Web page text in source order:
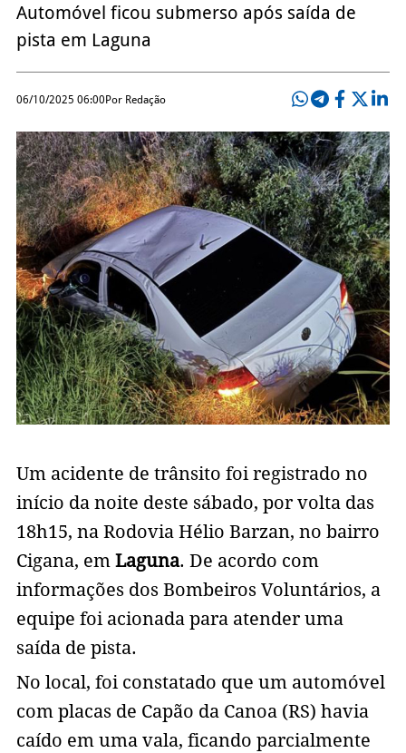
Automóvel ficou submerso após saída de
pista em Laguna
06/10/2025 06:00Por Redação
Um acidente de trânsito foi registrado no
início da noite deste sábado, por volta das
18h15, na Rodovia Hélio Barzan, no bairro
Cigana, em Laguna. De acordo com
informações dos Bombeiros Voluntários, a
equipe foi acionada para atender uma
saída de pista.
No local, foi constatado que um automóvel
com placas de Capão da Canoa (RS) havia
caído em uma vala, ficando parcialmente